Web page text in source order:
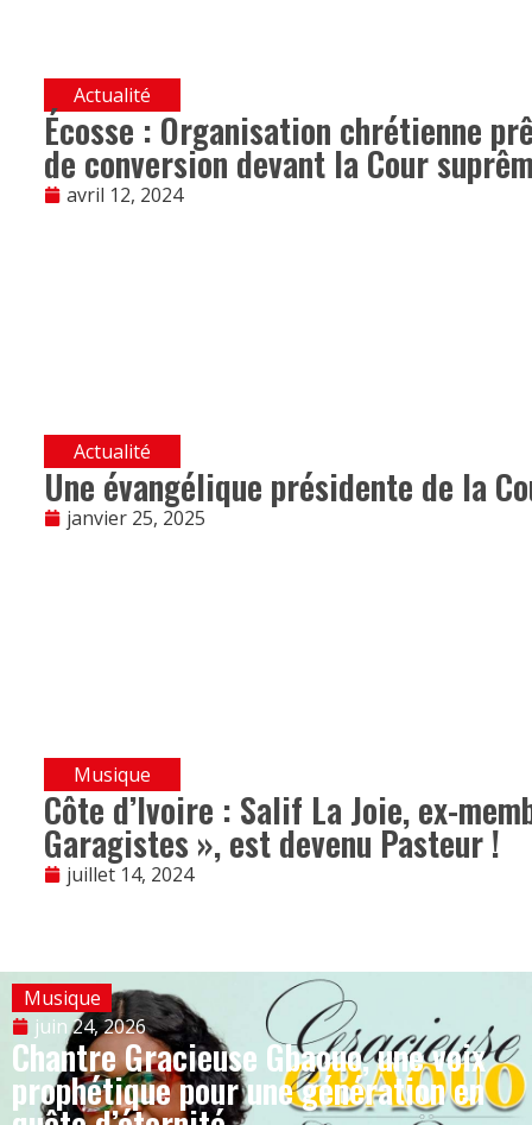
Actualité
Écosse : Organisation chrétienne
de conversion devant la Cour
avril 12, 2024
Actualité
Une évangélique présidente de la
janvier 25, 2025
Musique
Côte d’Ivoire : Salif La Joie, ex-
Garagistes », est devenu Pasteur !
juillet 14, 2024
Musique
juin 24, 2026
Chantre Gracieuse Gbaouo, une voix
prophétique pour une génération en